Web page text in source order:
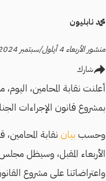
محمد نابليون
منشور الأربعاء 4 أيلول/سبتمبر 2024
شارك
بمشروع قانون الإجراءات
وحسب بياننقابة
الأربعاء المقبل، وسيظل
واعتراضاتنا على مشروع